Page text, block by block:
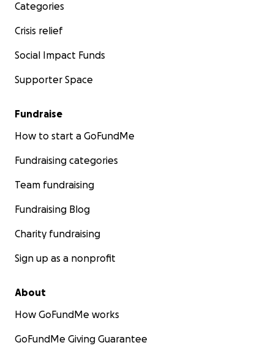
Categories
Crisis relief
Social Impact Funds
Supporter Space
Fundraise
How to start a GoFundMe
Fundraising categories
Team fundraising
Fundraising Blog
Charity fundraising
Sign up as a nonprofit
About
How GoFundMe works
GoFundMe Giving Guarantee